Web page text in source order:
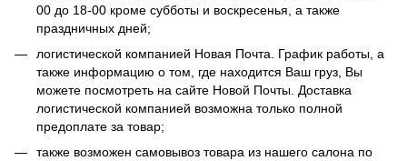
00 до 18-00 кроме субботы и воскресенья, а также
праздничных дней;
логистической компанией Новая Почта. График работы, а
также информацию о том, где находится Ваш груз, Вы
можете посмотреть на сайте Новой Почты. Доставка
логистической компанией возможна только полной
предоплате за товар;
также возможен самовывоз товара из нашего салона по